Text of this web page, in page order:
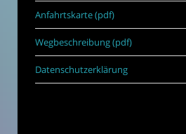
Anfahrtskarte (pdf)
Wegbeschreibung (pdf)
Datenschutzerklärung